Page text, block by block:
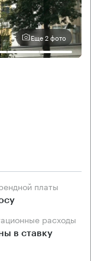
Еще 2 фото
платы
расходы
в ставку